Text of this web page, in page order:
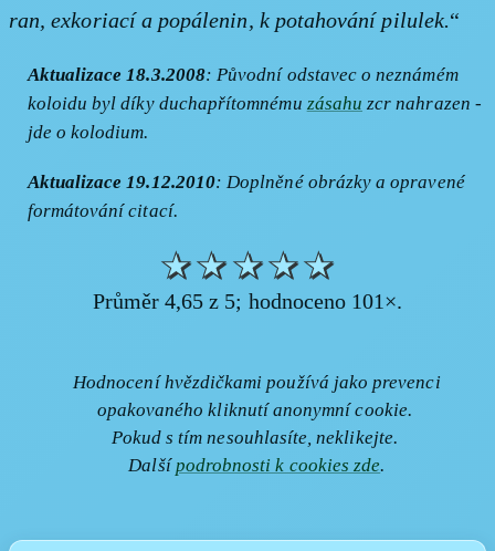
ran, exkoriací a popálenin, k potahování pilulek.“
Aktualizace 18.3.2008: Původní odstavec o neznámém
koloidu byl díky duchapřítomnému zásahu zcr nahrazen -
jde o kolodium.
Aktualizace 19.12.2010: Doplněné obrázky a opravené
formátování citací.
★★★★★
Průměr 4,65 z 5; hodnoceno 101×.
Hodnocení hvězdičkami používá jako prevenci
opakovaného kliknutí anonymní cookie.
Pokud s tím nesouhlasíte, neklikejte.
Dalšípodrobnosti k cookies zde.